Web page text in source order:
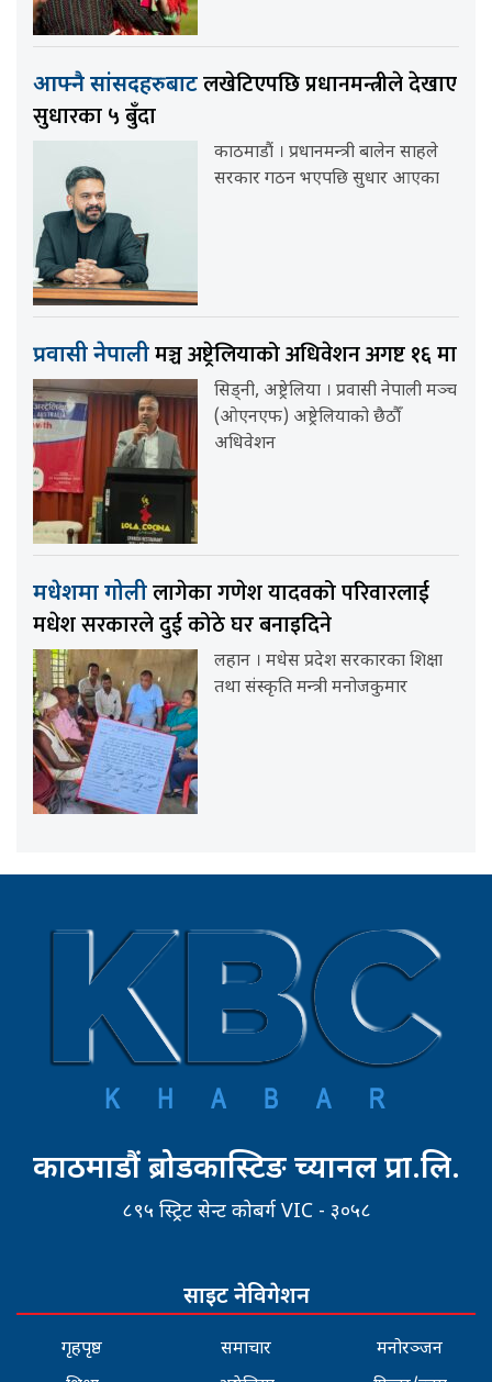
आफ्नै सांसदहरुबाटलखेटिएपछि प्रधानमन्त्रीले देखाए
सुधारका ५ बुँदा
काठमाडौं । प्रधानमन्त्री बालेन साहले
सरकार गठन भएपछि सुधार आएका
प्रवासी नेपालीमञ्च अष्ट्रेलियाको अधिवेशन अगष्ट १६ मा
सिड्नी, अष्ट्रेलिया । प्रवासी नेपाली मञ्च
(ओएनएफ) अष्ट्रेलियाको छैठौँ
अधिवेशन
मधेशमा गोलीलागेका गणेश यादवको परिवारलाई
मधेश सरकारले दुई कोठे घर बनाइदिने
लहान । मधेस प्रदेश सरकारका शिक्षा
तथा संस्कृति मन्त्री मनोजकुमार
काठमाडौं ब्रोडकास्टिङ च्यानल प्रा.लि.
८९५ स्ट्रिट सेन्ट कोबर्ग VIC - ३०५८
साइट नेविगेशन
गृहपृष्ठ
समाचार
मनोरञ्जन